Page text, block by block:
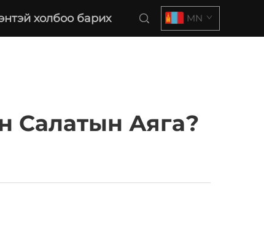
холбоо барих MN
Салатын Аяга?